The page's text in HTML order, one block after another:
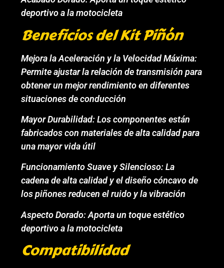
deportivo a la motocicleta
Beneficios del Kit Piñón
Mejora la Aceleración y la Velocidad Máxima:
Permite ajustar la relación de transmisión para
obtener un mejor rendimiento en diferentes
situaciones de conducción
Mayor Durabilidad: Los componentes están
fabricados con materiales de alta calidad para
una mayor vida útil
Funcionamiento Suave y Silencioso: La
cadena de alta calidad y el diseño cóncavo de
los piñones reducen el ruido y la vibración
Aspecto Dorado: Aporta un toque estético
deportivo a la motocicleta
Compatibilidad